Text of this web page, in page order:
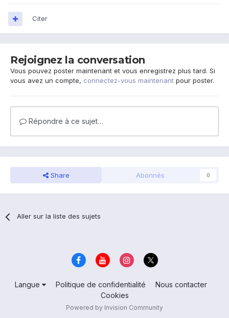
Citer
Rejoignez la conversation
Vous pouvez poster maintenant et vous enregistrez plus tard. Si
vous avez un compte, connectez-vous maintenant pour poster.
Répondre à ce sujet…
Share Abonnés 0
Aller sur la liste des sujets
Langue Politique de confidentialité
Nous contacter
Cookies
Powered by Invision Community